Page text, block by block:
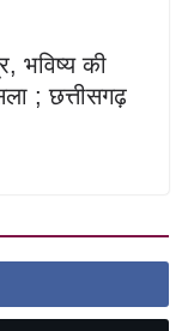
भविष्य की
; छत्तीसगढ़